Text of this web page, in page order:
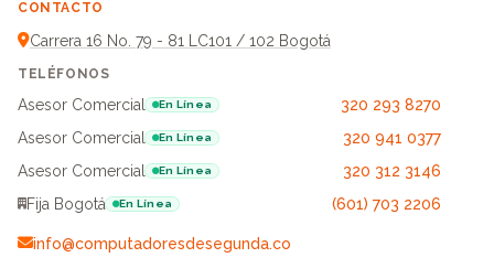
CONTACTO
Carrera 16 No. 79 - 81 LC101 / 102 Bogotá
TELÉFONOS
Asesor Comercial En Línea
320 293 8270
Asesor Comercial
En Línea
320 941 0377
Asesor Comercial
En Línea
320 312 3146
Fija Bogotá
En Línea (601) 703 2206
info@computadoresdesegunda.co